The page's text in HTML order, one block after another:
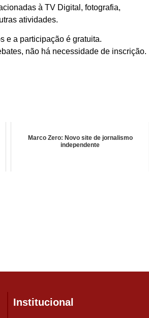
à TV Digital, fotografia,
atividades.
e a participação é gratuita.
não há necessidade de inscrição.
Marco Zero: Novo site de jornalismo
independente
Institucional